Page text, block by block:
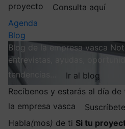
proyecto
Consulta aquí
Agenda
Blog
Blog de la empresa vasca
entrevistas, ayudas,
tendencias…
Ir al blog
Recíbenos y estarás al día
la empresa vasca
Habla(mos) de ti Si tu